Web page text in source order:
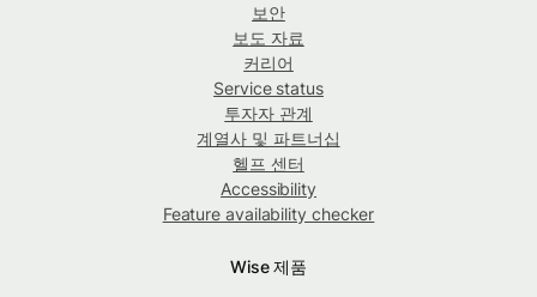
보안
보도 자료
커리어
Service status
투자자 관계
계열사 및 파트너십
헬프 센터
Accessibility
Feature availability checker
Wise 제품